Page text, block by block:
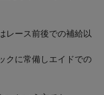
レース前後での補給以
クに常備しエイドでの